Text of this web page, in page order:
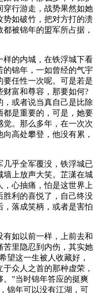
穿行游走，战势果然如她
势如破竹，把对方打的溃
被锦年的盟军所占据，
的内城，在铁浮城下看
的锦年，一如曾经的气宇
任性一次呢。可是若是
富和尊容，那要如何?
或者说当真自己是比除
都是重要的，可是，她要
觉。那么多年，在一次次
高处攀登，他没有累，
乎全军覆没，铁浮城已
墙上放声大笑。芷潇在城
心抽痛，怕是这世界上
胜利的喜悦了，自己终没
落成笑柄，或者是害怕
如以前一样，上前去和
苦里隐忍到内伤，其实她
望这一生被人收藏好，
众人之首的那种虚荣，
。”当时锦年答应的挺爽
锦年可以没有江湖，可